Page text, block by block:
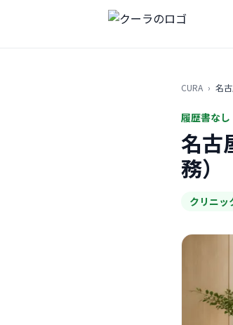
CURA › 名
履歴書な
名古
務）
クリニッ